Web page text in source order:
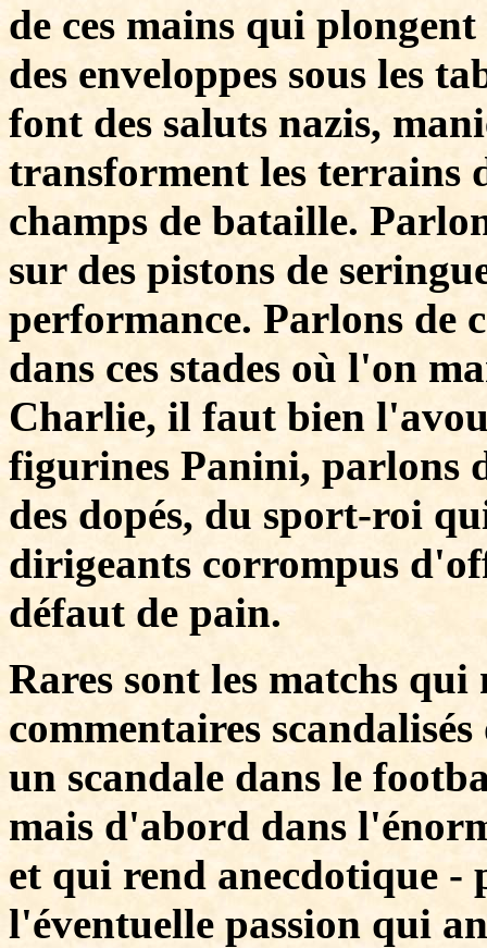
de ces mains qui
des enveloppes sous les
font des saluts nazis,
transforment les terrains
champs de bataille.
sur des pistons de
performance. Parlons de
dans ces stades où l'on
Charlie, il faut bien
figurines Panini, parlons
des dopés, du sport-roi
dirigeants corrompus
défaut de pain.
Rares sont les matchs
commentaires
un scandale dans le
mais d'abord dans
et qui rend anecdotique -
l'éventuelle passion qui